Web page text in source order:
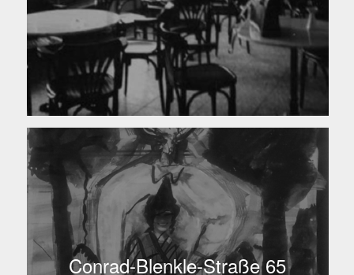
Conrad-Blenkle-Straße 65